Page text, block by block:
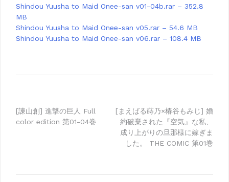
Shindou Yuusha to Maid Onee-san v01-04b.rar – 352.8
MB
Shindou Yuusha to Maid Onee-san v05.rar – 54.6 MB
Shindou Yuusha to Maid Onee-san v06.rar – 108.4 MB
Post
[諫山創] 進撃の巨人 Full
color edition 第01-04巻
[まえばる蒔乃×椿谷もみじ] 婚
約破棄された『空気』な私、
成り上がりの旦那様に嫁ぎま
した。 THE COMIC 第01巻